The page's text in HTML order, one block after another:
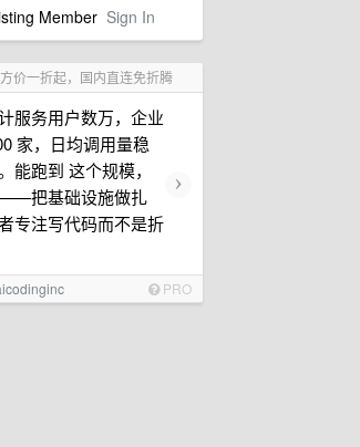
Member Sign In
价一折起，国内直连免折腾
服务用户数万，企业
家，日均调用量稳
能跑到 这个规模，
把基础设施做扎
专注写代码而不是折
›
PRO